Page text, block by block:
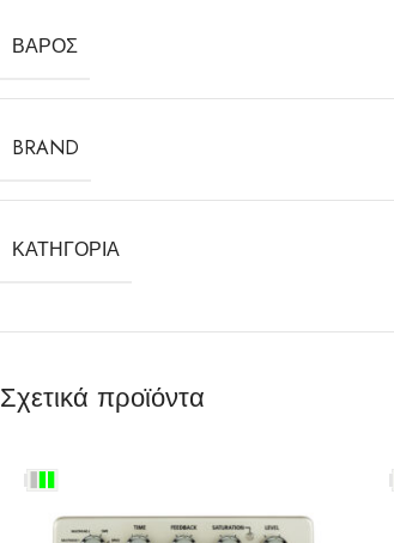
ΒΆΡΟΣ
BRAND
ΚΑΤΗΓΟΡΊΑ
Σχετικά προϊόντα